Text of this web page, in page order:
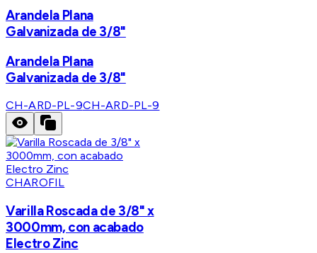
Arandela Plana
Galvanizada de 3/8"
Arandela Plana
Galvanizada de 3/8"
CH-ARD-PL-9CH-ARD-PL-9
CHAROFIL
Varilla Roscada de 3/8" x
3000mm, con acabado
Electro Zinc